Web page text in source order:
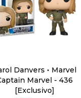
Danvers • Marvel
Marvel - 436
[Exclusivo]